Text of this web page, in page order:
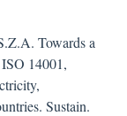
Towards a
14001,
Sustain.